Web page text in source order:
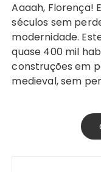
Aaaah, Florença!
séculos sem
modernidade.
quase 400 mil
construções em
medieval, sem